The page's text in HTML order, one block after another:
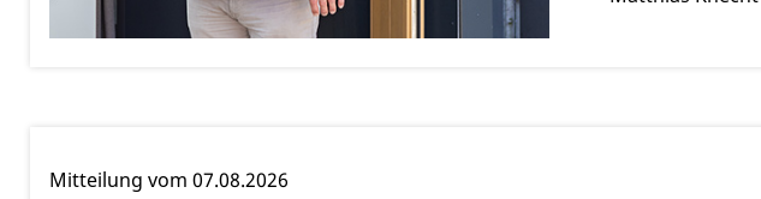
Mitteilung vom 07.08.2026